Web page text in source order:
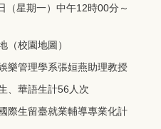
（星期一）中午12時00分～
（校園地圖 ）
樂管理學系張姮燕助理教授
、華語生計56人次
際生留臺就業輔導專業化計